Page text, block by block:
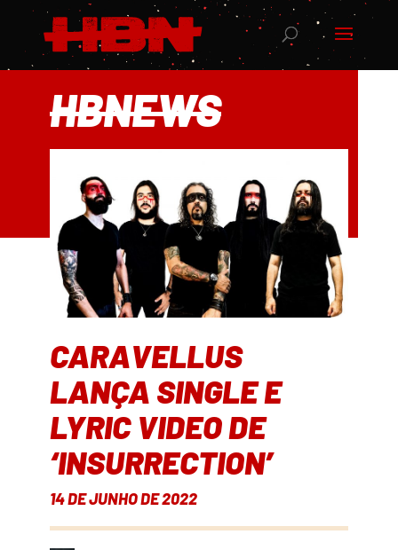
HBNEWS
CARAVELLUS
LANÇA SINGLE E
LYRIC VIDEO DE
‘INSURRECTION’
14 DE JUNHO DE 2022